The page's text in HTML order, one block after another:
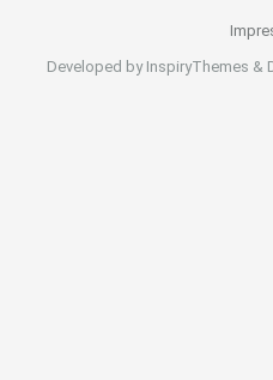
Developed by InspiryThemes &